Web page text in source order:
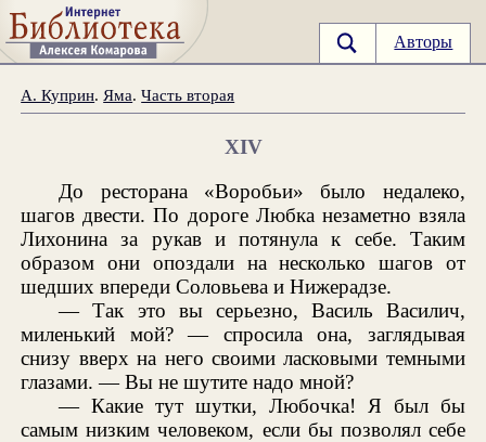
Авторы
А. Куприн. Яма.Часть вторая
ХIV
До ресторана «Воробьи» было недалеко,
шагов двести. По дороге Любка незаметно взяла
Лихонина за рукав и потянула к себе. Таким
образом они опоздали на несколько шагов от
шедших впереди Соловьева и Нижерадзе.
— Так это вы серьезно, Василь Василич,
миленький мой? — спросила она, заглядывая
снизу вверх на него своими ласковыми темными
глазами. — Вы не шутите надо мной?
— Какие тут шутки, Любочка! Я был бы
самым низким человеком, если бы позволял себе